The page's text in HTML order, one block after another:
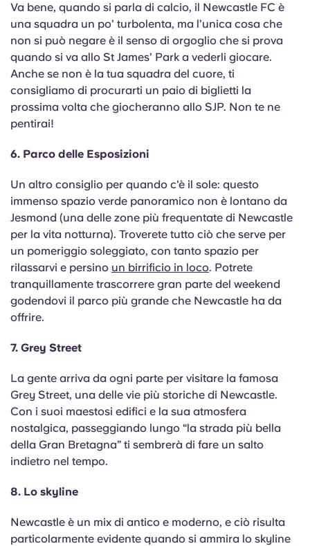
Va bene, quando si parla di calcio, il Newcastle FC è
una squadra un po’ turbolenta, ma l’unica cosa che
non si può negare è il senso di orgoglio che si prova
quando si va allo St James’ Park a vederli giocare.
Anche se non è la tua squadra del cuore, ti
consigliamo di procurarti un paio di biglietti la
prossima volta che giocheranno allo SJP. Non te ne
pentirai!
6. Parco delle Esposizioni
Un altro consiglio per quando c'è il sole: questo
immenso spazio verde panoramico non è lontano da
Jesmond (una delle zone più frequentate di Newcastle
per la vita notturna). Troverete tutto ciò che serve per
un pomeriggio soleggiato, con tanto spazio per
rilassarvi e persino un birrificio in loco. Potrete
tranquillamente trascorrere gran parte del weekend
godendovi il parco più grande che Newcastle ha da
offrire.
7. Grey Street
La gente arriva da ogni parte per visitare la famosa
Grey Street, una delle vie più storiche di Newcastle.
Con i suoi maestosi edifici e la sua atmosfera
nostalgica, passeggiando lungo “la strada più bella
della Gran Bretagna” ti sembrerà di fare un salto
indietro nel tempo.
8. Lo skyline
Newcastle è un mix di antico e moderno, e ciò risulta
particolarmente evidente quando si ammira lo skyline